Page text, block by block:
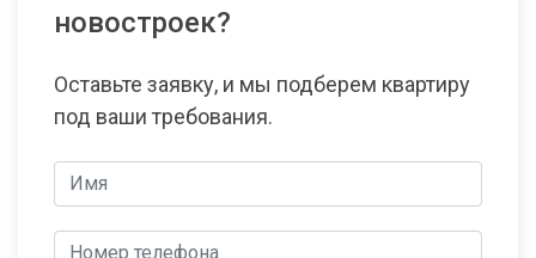
новостроек?
Оставьте заявку, и мы подберем квартиру
под ваши требования.